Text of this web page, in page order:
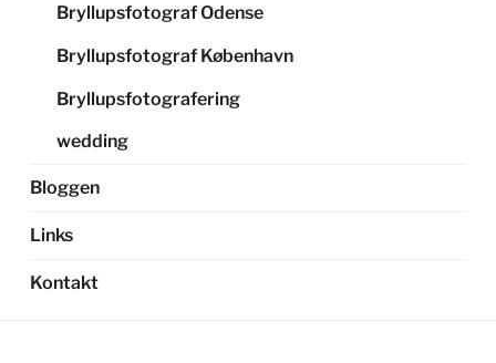
Bryllupsfotograf Odense
Bryllupsfotograf København
Bryllupsfotografering
wedding
Bloggen
Links
Kontakt